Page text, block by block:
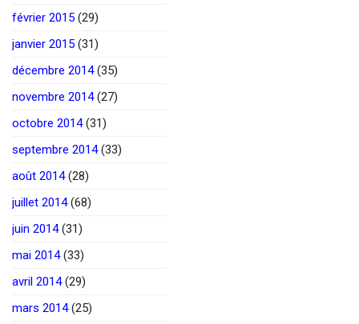
février 2015 (29)
janvier 2015 (31)
décembre 2014(35)
novembre 2014(27)
octobre 2014(31)
septembre 2014(33)
août 2014(28)
juillet 2014(68)
juin 2014(31)
mai 2014(33)
avril 2014(29)
mars 2014(25)